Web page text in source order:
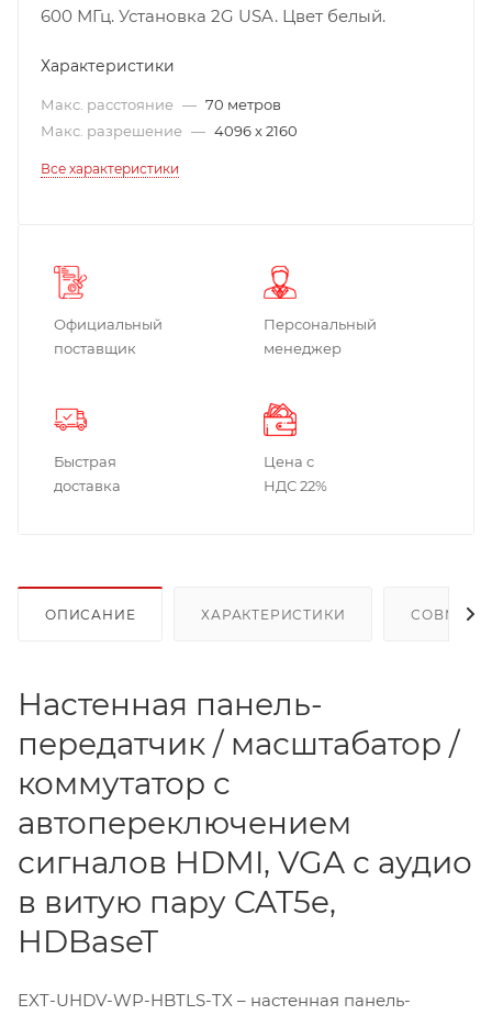
600 МГц. Установка 2G USA. Цвет белый.
Характеристики
Макс. расстояние — 70 метров
Макс. разрешение — 4096 x 2160
Все характеристики
Официальный
поставщик
Персональный
менеджер
Быстрая
доставка
Цена с
НДС 22%
ОПИСАНИЕ ХАРАКТЕРИСТИКИ
Настенная панель-
передатчик / масштабатор /
коммутатор c
автопереключением
сигналов HDMI, VGA с аудио
в витую пару CAT5e,
HDBaseT
EXT-UHDV-WP-HBTLS-TX – настенная панель-